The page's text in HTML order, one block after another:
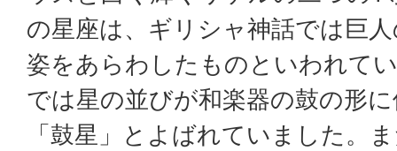
の星座は、ギリシャ神話では巨
姿をあらわしたものといわれて
では星の並びが和楽器の鼓の形
「鼓星」とよばれていました。